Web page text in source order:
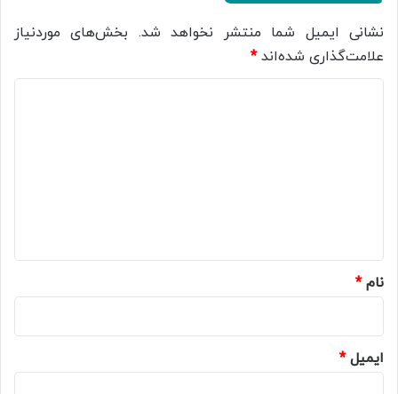
نشانی ایمیل شما منتشر نخواهد شد. بخش‌های موردنیاز
علامت‌گذاری شده‌اند*
نام*
ایمیل*